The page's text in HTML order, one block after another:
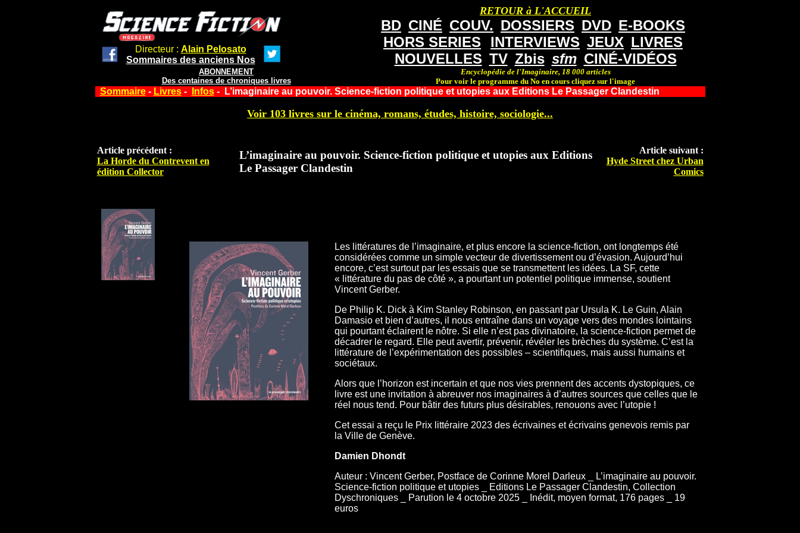
Directeur : Alain Pelosato
Sommaires des anciens Nos
ABONNEMENT
Des centaines de chroniques livres
RETOUR à L'ACCUEIL
BD CINÉ COUV. DOSSIERS DVD E-BOOKS
HORS SERIES
INTERVIEWS JEUX LIVRES
NOUVELLES TV Zbis sfm CINÉ-VIDÉOS
Encyclopédie de l'Imaginaire, 18 000 articles
Pour voir le programme du No en cours cliquez sur l'image
Sommaire- Livres- Infos- L’imaginaire au pouvoir. Science-fiction politique et utopies aux Editions Le Passager Clandestin
Voir 103 livres sur le cinéma, romans, études, histoire, sociologie...
Article précédent :
La Horde du Contrevent en
édition Collector
L’imaginaire au pouvoir. Science-fiction politique et utopies aux Editions
Le Passager Clandestin
Article suivant :
Hyde Street chez Urban
Comics
Les littératures de l’imaginaire, et plus encore la science-fiction, ont longtemps été
considérées comme un simple vecteur de divertissement ou d’évasion. Aujourd’hui
encore, c’est surtout par les essais que se transmettent les idées. La SF, cette
« littérature du pas de côté », a pourtant un potentiel politique immense, soutient
Vincent Gerber.
De Philip K. Dick à Kim Stanley Robinson, en passant par Ursula K. Le Guin, Alain
Damasio et bien d’autres, il nous entraîne dans un voyage vers des mondes lointains
qui pourtant éclairent le nôtre. Si elle n’est pas divinatoire, la science-fiction permet de
décadrer le regard. Elle peut avertir, prévenir, révéler les brèches du système. C’est la
littérature de l’expérimentation des possibles – scientifiques, mais aussi humains et
sociétaux.
Alors que l’horizon est incertain et que nos vies prennent des accents dystopiques, ce
livre est une invitation à abreuver nos imaginaires à d’autres sources que celles que le
réel nous tend. Pour bâtir des futurs plus désirables, renouons avec l’utopie !
Cet essai a reçu le Prix littéraire 2023 des écrivaines et écrivains genevois remis par
la Ville de Genève.
Damien Dhondt
Auteur : Vincent Gerber, Postface de Corinne Morel Darleux _ L’imaginaire au pouvoir.
Science-fiction politique et utopies _ Editions Le Passager Clandestin, Collection
Dyschroniques _ Parution le 4 octobre 2025 _ Inédit, moyen format, 176 pages _ 19
euros